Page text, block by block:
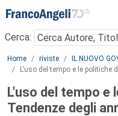
Menu
Cerca:
Main content
Home riviste IL NUOVO
L'uso del tempo e le politiche
L'uso del tempo e
Tendenze degli